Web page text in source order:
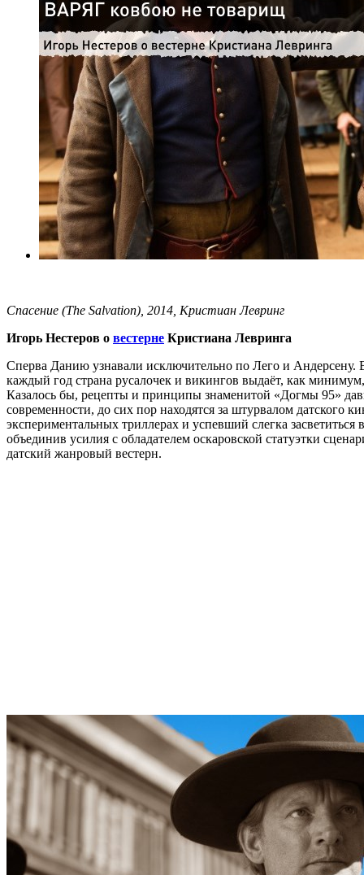
Спасение (The Salvation), 2014, Кристиан Левринг
Игорь Нестеров о вестерне Кристиана Левринга
Сперва Данию узнавали исключительно по Лего и
каждый год страна русалочек и викингов выдаёт, как
Казалось бы, рецепты и принципы знаменитой «Догмы 95»
современности, до сих пор находятся за штурвалом
экспериментальных триллерах и успевший слегка
объединив усилия с обладателем оскаровской статуэтки
датский жанровый вестерн.